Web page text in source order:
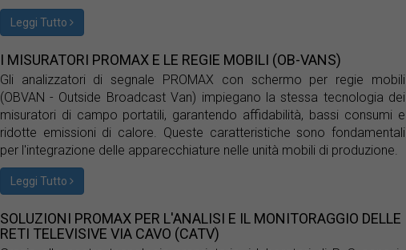
Leggi Tutto
I MISURATORI PROMAX E LE REGIE MOBILI (OB-VANS)
Gli analizzatori di segnale PROMAX con schermo per regie mobili
(OBVAN - Outside Broadcast Van) impiegano la stessa tecnologia dei
misuratori di campo portatili, garantendo affidabilità, bassi consumi e
ridotte emissioni di calore. Queste caratteristiche sono fondamentali
per l'integrazione delle apparecchiature nelle unità mobili di produzione.
Leggi Tutto
SOLUZIONI PROMAX PER L'ANALISI E IL MONITORAGGIO DELLE
RETI TELEVISIVE VIA CAVO (CATV)